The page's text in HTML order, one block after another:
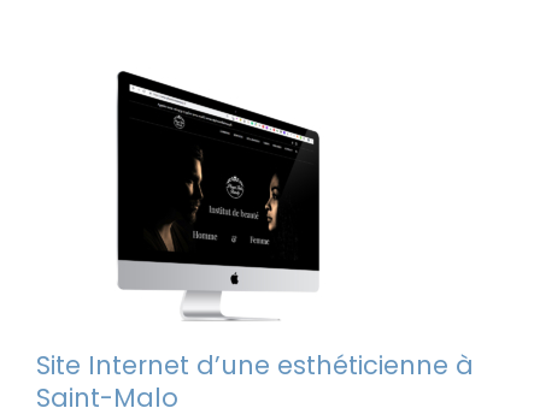
Site Internet d’une esthéticienne
Site Internet d’une esthéticienne à
Saint-Malo